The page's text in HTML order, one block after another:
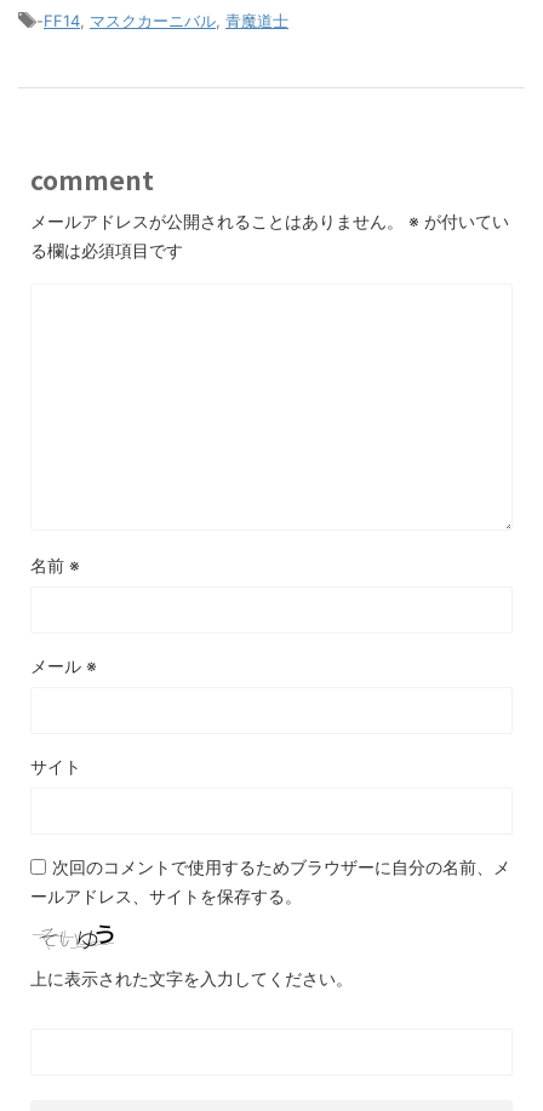
-FF14 マスクカーニバル 青魔道士
comment
メールアドレスが公開されることはありません。 ※ が付いてい
る欄は必須項目です
名前 ※
メール ※
サイト
次回のコメントで使用するためブラウザーに自分の名前、メ
ールアドレス、サイトを保存する。
上に表示された文字を入力してください。